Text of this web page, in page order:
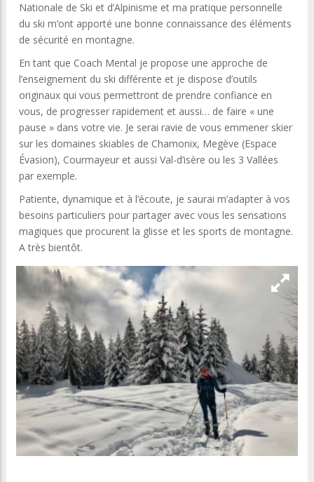
Nationale de Ski et d’Alpinisme et ma pratique personnelle
du ski m’ont apporté une bonne connaissance des éléments
de sécurité en montagne.
En tant que Coach Mental je propose une approche de
l’enseignement du ski différente et je dispose d’outils
originaux qui vous permettront de prendre confiance en
vous, de progresser rapidement et aussi… de faire « une
pause » dans votre vie. Je serai ravie de vous emmener skier
sur les domaines skiables de Chamonix, Megève (Espace
Évasion), Courmayeur et aussi Val-d’isère ou les 3 Vallées
par exemple.
Patiente, dynamique et à l’écoute, je saurai m’adapter à vos
besoins particuliers pour partager avec vous les sensations
magiques que procurent la glisse et les sports de montagne.
A très bientôt.